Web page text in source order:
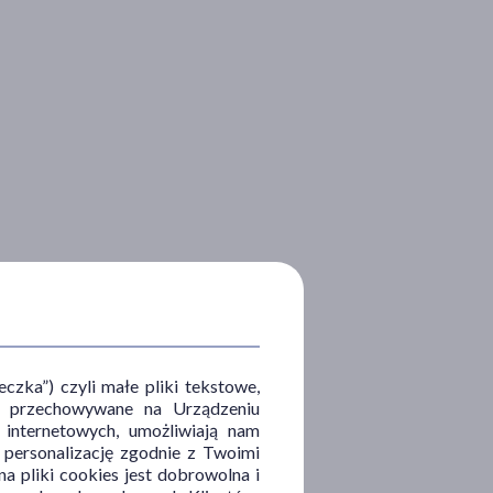
czyli małe pliki tekstowe,
na Urządzeniu
umożliwiają nam
zgodnie z Twoimi
pliki cookies jest dobrowolna i